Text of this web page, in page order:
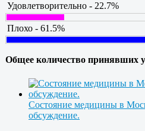
Удовлетворительно - 22.7%
Плохо - 61.5%
Общее количество принявших
Состояние медицины в
обсуждение.